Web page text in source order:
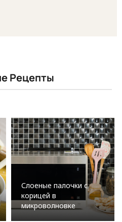
Рецепты
Слоеные палочки с
корицей в
микроволновке